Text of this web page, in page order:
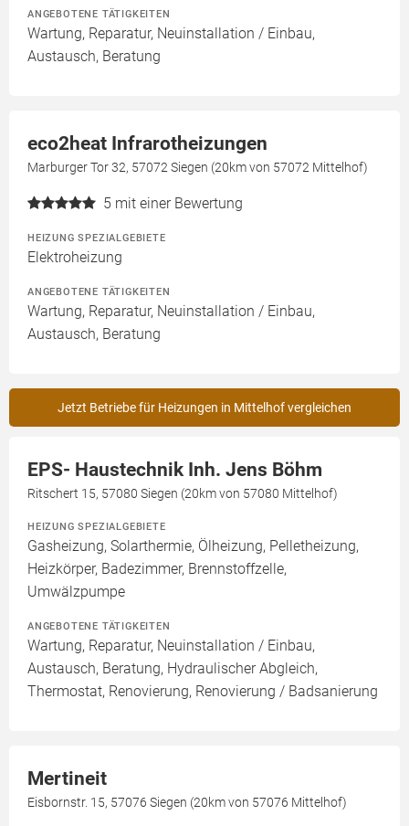
ANGEBOTENE TÄTIGKEITEN
Wartung, Reparatur, Neuinstallation / Einbau,
Austausch, Beratung
eco2heat Infrarotheizungen
Marburger Tor 32, 57072 Siegen (20km von 57072 Mittelhof)
5 mit einer Bewertung
HEIZUNG SPEZIALGEBIETE
Elektroheizung
ANGEBOTENE TÄTIGKEITEN
Wartung, Reparatur, Neuinstallation / Einbau,
Austausch, Beratung
Jetzt Betriebe für Heizungen in Mittelhof vergleichen
EPS- Haustechnik Inh. Jens Böhm
Ritschert 15, 57080 Siegen (20km von 57080 Mittelhof)
HEIZUNG SPEZIALGEBIETE
Gasheizung, Solarthermie, Ölheizung, Pelletheizung,
Heizkörper, Badezimmer, Brennstoffzelle,
Umwälzpumpe
ANGEBOTENE TÄTIGKEITEN
Wartung, Reparatur, Neuinstallation / Einbau,
Austausch, Beratung, Hydraulischer Abgleich,
Thermostat, Renovierung, Renovierung / Badsanierung
Mertineit
Eisbornstr. 15, 57076 Siegen (20km von 57076 Mittelhof)